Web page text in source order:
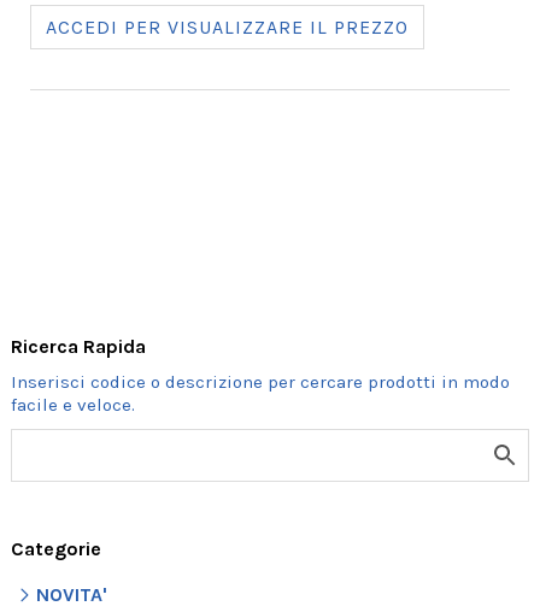
Ricerca Rapida
Categorie
NOVITA'
ACCEDI PER VISUALIZZARE IL PREZZO